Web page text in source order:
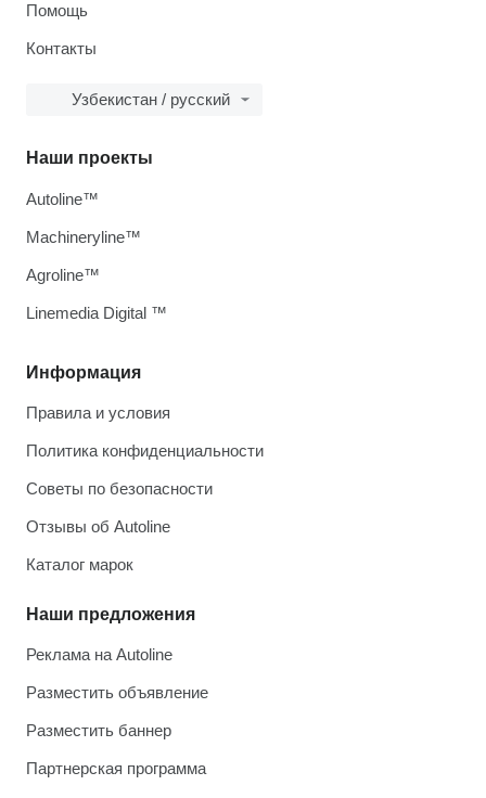
Помощь
Контакты
Узбекистан / русский
Информация
Правила и условия
Политика конфиденциальности
Советы по безопасности
Отзывы об Autoline
Каталог марок
Наши предложения
Реклама на Autoline
Разместить объявление
Разместить баннер
Партнерская программа
Наши проекты
Autoline™
Machineryline™
Agroline™
Linemedia Digital ™